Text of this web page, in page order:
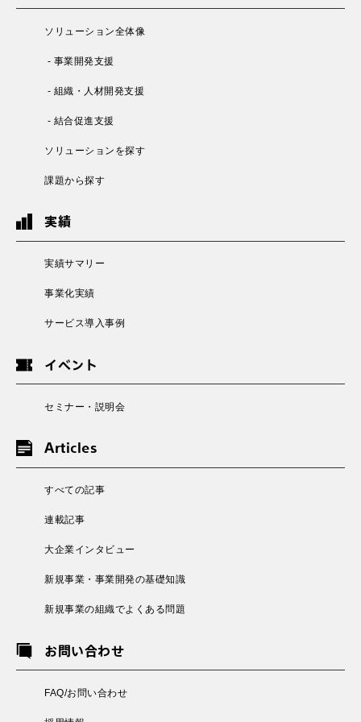
ソリューション全体像
- 事業開発支援
- 組織・人材開発支援
- 結合促進支援
ソリューションを探す
課題から探す
実績
実績サマリー
事業化実績
サービス導入事例
イベント
セミナー・説明会
Articles
すべての記事
連載記事
大企業インタビュー
新規事業・事業開発の基礎知識
新規事業の組織でよくある問題
お問い合わせ
FAQ/お問い合わせ